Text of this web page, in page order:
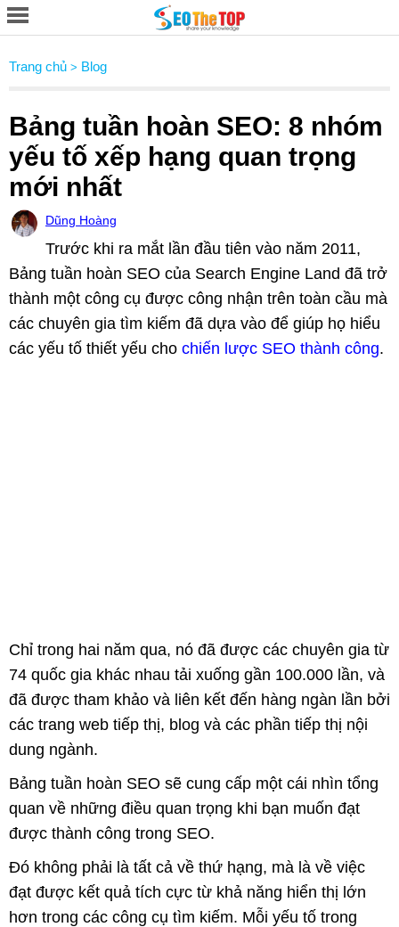
Trang chủ > Blog
Bảng tuần hoàn SEO: 8 nhóm
yếu tố xếp hạng quan trọng
mới nhất
Dũng Hoàng
Trước khi ra mắt lần đầu tiên vào năm 2011,
Bảng tuần hoàn SEO của Search Engine Land đã trở
thành một công cụ được công nhận trên toàn cầu mà
các chuyên gia tìm kiếm đã dựa vào để giúp họ hiểu
các yếu tố thiết yếu cho chiến lược SEO thành công.
Chỉ trong hai năm qua, nó đã được các chuyên gia từ
74 quốc gia khác nhau tải xuống gần 100.000 lần, và
đã được tham khảo và liên kết đến hàng ngàn lần bởi
các trang web tiếp thị, blog và các phần tiếp thị nội
dung ngành.
Bảng tuần hoàn SEO sẽ cung cấp một cái nhìn tổng
quan về những điều quan trọng khi bạn muốn đạt
được thành công trong SEO.
Đó không phải là tất cả về thứ hạng, mà là về việc
đạt được kết quả tích cực từ khả năng hiển thị lớn
hơn trong các công cụ tìm kiếm. Mỗi yếu tố trong